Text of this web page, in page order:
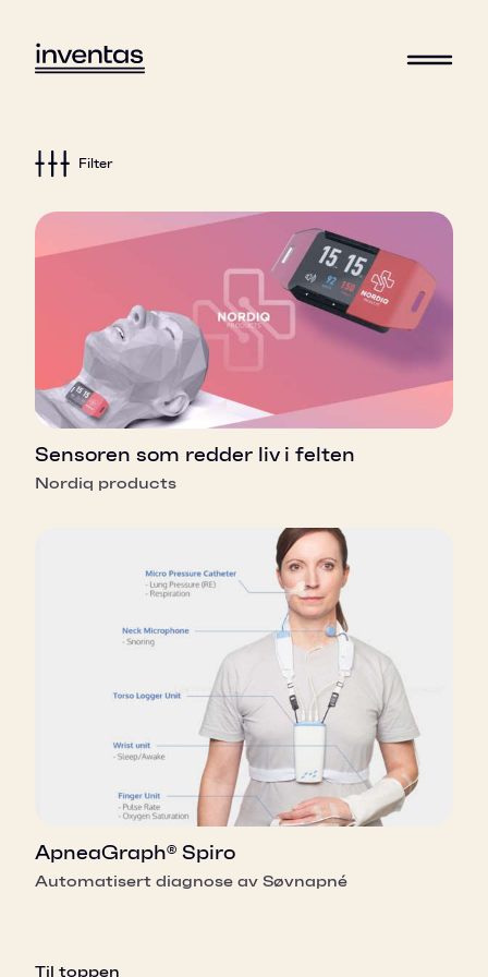
Filter
Sensoren som redder liv i felten
Nordiq products
ApneaGraph® Spiro
Automatisert diagnose av Søvnapné
Til toppen